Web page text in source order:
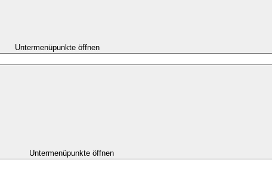
Untermenüpunkte öffnen
Untermenüpunkte öffnen